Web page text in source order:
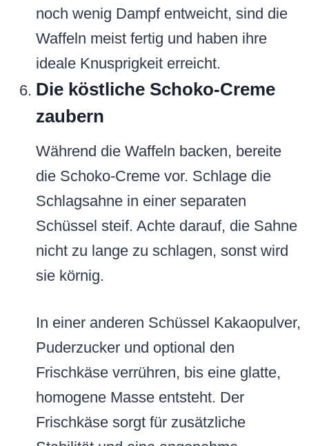
noch wenig Dampf entweicht, sind die
Waffeln meist fertig und haben ihre
ideale Knusprigkeit erreicht.
Die köstliche Schoko-Creme
zaubern
Während die Waffeln backen, bereite
die Schoko-Creme vor. Schlage die
Schlagsahne in einer separaten
Schüssel steif. Achte darauf, die Sahne
nicht zu lange zu schlagen, sonst wird
sie körnig.
In einer anderen Schüssel Kakaopulver,
Puderzucker und optional den
Frischkäse verrühren, bis eine glatte,
homogene Masse entsteht. Der
Frischkäse sorgt für zusätzliche